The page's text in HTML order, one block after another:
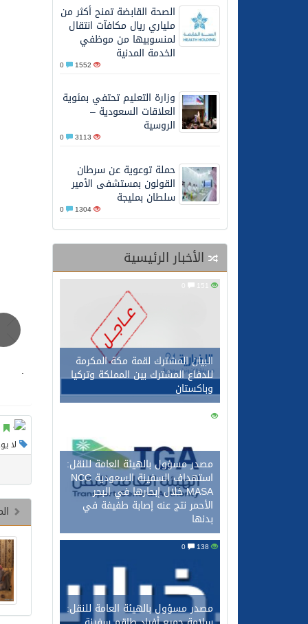
27/05/2026الهيئة العامة للأمن
محافظ عفيف يؤدي صلاة
الصحة القابضة تمنح أكثر من
ملياري ريال مكافآت انتقال
لمنسوبيها من موظفي
الخدمة المدنية
1552
وزارة التعليم تحتفي بمئوية
العلاقات السعودية –
الروسية
3113
حملة توعوية عن سرطان
القولون بمستشفى الأمير
سلطان بمليجة
1304
الأخبار الرئيسية
البيان المشترك لقمة مكة المكرمة
للدفاع المشترك بين المملكة وتركيا
وباكستان
149
مصدر مسؤول بالهيئة العامة للنقل:
استهداف السفينة السعودية NCC
MASA خلال إبحارها في البحر
الأحمر نتج عنه إصابة طفيفة في
بدنها
مصدر مسؤول بالهيئة العامة للنقل:
.
لا